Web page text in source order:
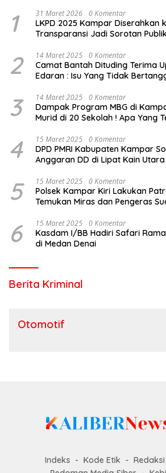
1 31 Maret 2026 0 Komentar
LKPD 2025 Kampar Diserahkan
Transparansi Jadi Sorotan Publik
2 14 Maret 2025 0 Komentar
Camat Bantah Dituding Terima
Edaran : Isu Yang Tidak
3 14 Maret 2025 0 Komentar
Dampak Program MBG di
Murid di 20 Sekolah ! Apa Yang
4 15 Maret 2025 0 Komentar
DPD PMRI Kabupaten Kampar
Anggaran DD di Lipat Kain Utara
5 15 Maret 2025 0 Komentar
Polsek Kampar Kiri Lakukan
Temukan Miras dan Pengeras
6 15 Maret 2025 0 Komentar
Kasdam I/BB Hadiri Safari
di Medan Denai
Berita Kriminal
Otomotif
Indeks Kode Etik Redaksi